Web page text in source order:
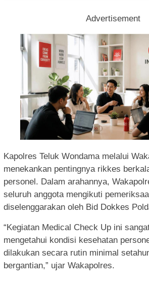
Advertisement
Kapolres Teluk Wondama melalui
menekankan pentingnya rikkes
personel. Dalam arahannya,
seluruh anggota mengikuti
diselenggarakan oleh Bid Dokkes
“Kegiatan Medical Check Up ini
mengetahui kondisi kesehatan
dilakukan secara rutin minimal
bergantian,” ujar Wakapolres.